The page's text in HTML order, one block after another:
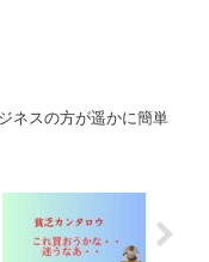
ネスの方が遥かに簡単